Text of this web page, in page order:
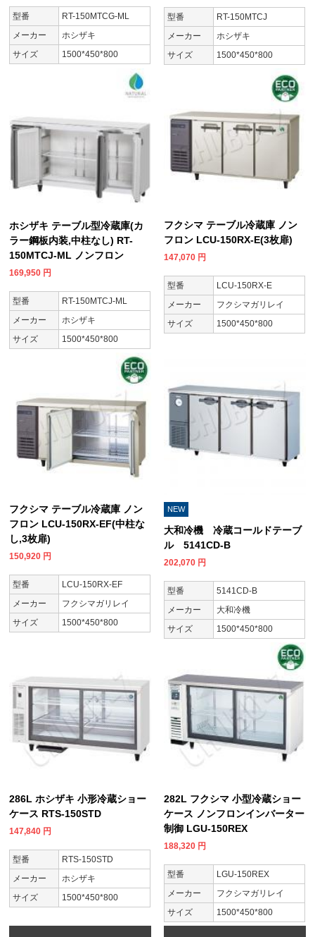
型番
RT-150MTCG-ML
メーカー
ホシザキ
サイズ
1500*450*800
型番
RT-150MTCJ
メーカー
ホシザキ
サイズ
1500*450*800
ホシザキ テーブル型冷蔵庫(カ
ラー鋼板内装,中柱なし) RT-
150MTCJ-ML ノンフロン
169,950 円
型番
RT-150MTCJ-ML
メーカー
ホシザキ
サイズ
1500*450*800
フクシマ テーブル冷蔵庫 ノン
フロン LCU-150RX-E(3枚扉)
147,070 円
型番
LCU-150RX-E
メーカー
フクシマガリレイ
サイズ
1500*450*800
フクシマ テーブル冷蔵庫 ノン
フロン LCU-150RX-EF(中柱な
し,3枚扉)
150,920 円
型番
LCU-150RX-EF
メーカー
フクシマガリレイ
サイズ
1500*450*800
NEW
大和冷機 冷蔵コールドテーブ
ル 5141CD-B
202,070 円
型番
5141CD-B
メーカー
大和冷機
サイズ
1500*450*800
286L ホシザキ 小形冷蔵ショー
ケース RTS-150STD
147,840 円
型番
RTS-150STD
メーカー
ホシザキ
サイズ
1500*450*800
282L フクシマ 小型冷蔵ショー
ケース ノンフロンインバーター
制御 LGU-150REX
188,320 円
型番
LGU-150REX
メーカー
フクシマガリレイ
サイズ
1500*450*800